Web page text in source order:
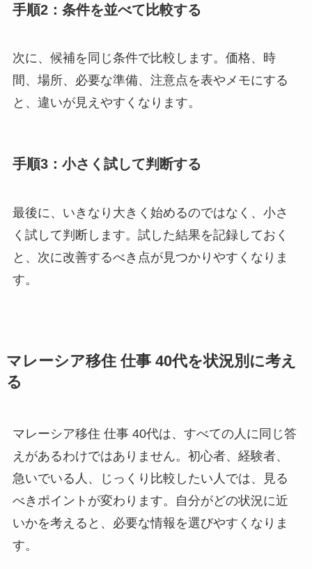
手順2：条件を並べて比較する
次に、候補を同じ条件で比較します。価格、時
間、場所、必要な準備、注意点を表やメモにする
と、違いが見えやすくなります。
手順3：小さく試して判断する
最後に、いきなり大きく始めるのではなく、小さ
く試して判断します。試した結果を記録しておく
と、次に改善するべき点が見つかりやすくなりま
す。
マレーシア移住 仕事 40代を状況別に考え
る
マレーシア移住 仕事 40代は、すべての人に同じ答
えがあるわけではありません。初心者、経験者、
急いでいる人、じっくり比較したい人では、見る
べきポイントが変わります。自分がどの状況に近
いかを考えると、必要な情報を選びやすくなりま
す。